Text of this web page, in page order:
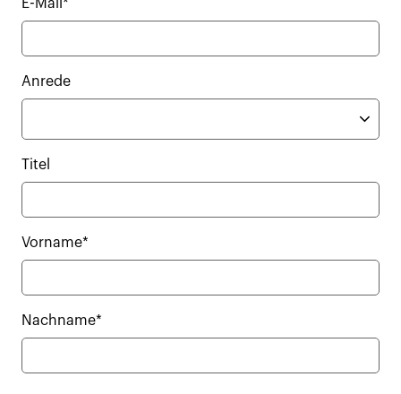
E-Mail*
Anrede
Titel
Vorname*
Nachname*